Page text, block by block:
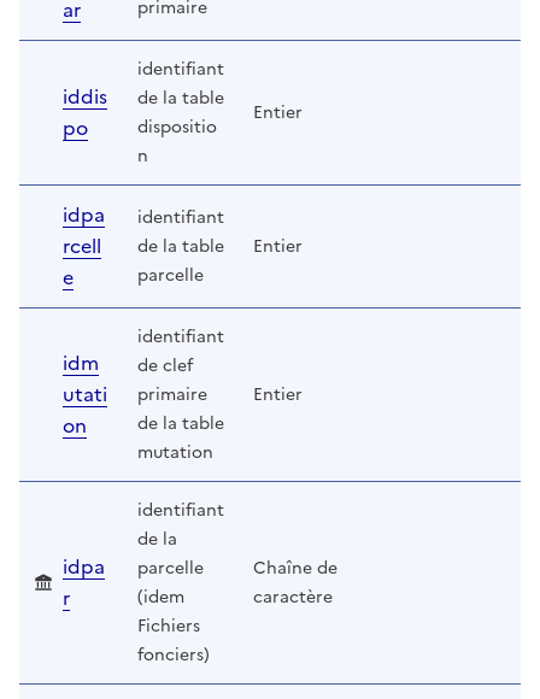
ar
primaire
iddis
po
identifiant
de la table
dispositio
n
Entier
idpa
rcell
e
identifiant
de la table
parcelle
Entier
idm
utati
on
identifiant
de clef
primaire
de la table
mutation
Entier
idpa
r
identifiant
de la
parcelle
(idem
Fichiers
fonciers)
Chaîne de
caractère